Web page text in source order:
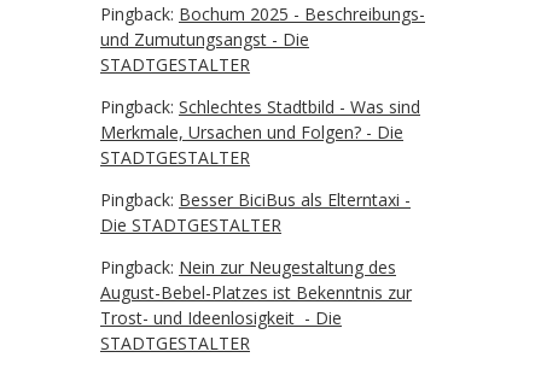
Pingback: Bochum 2025 - Beschreibungs-
und Zumutungsangst - Die
STADTGESTALTER
Pingback: Schlechtes Stadtbild - Was sind
Merkmale, Ursachen und Folgen? - Die
STADTGESTALTER
Pingback: Besser BiciBus als Elterntaxi -
Die STADTGESTALTER
Pingback: Nein zur Neugestaltung des
August-Bebel-Platzes ist Bekenntnis zur
Trost- und Ideenlosigkeit - Die
STADTGESTALTER